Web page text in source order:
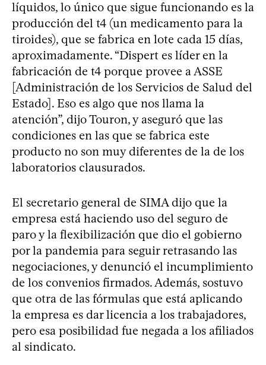
líquidos, lo único que sigue funcionando es la
producción del t4 (un medicamento para la
tiroides), que se fabrica en lote cada 15 días,
aproximadamente. “Dispert es líder en la
fabricación de t4 porque provee a ASSE
[Administración de los Servicios de Salud del
Estado]. Eso es algo que nos llama la
atención”, dijo Touron, y aseguró que las
condiciones en las que se fabrica este
producto no son muy diferentes de la de los
laboratorios clausurados.
El secretario general de SIMA dijo que la
empresa está haciendo uso del seguro de
paro y la flexibilización que dio el gobierno
por la pandemia para seguir retrasando las
negociaciones, y denunció el incumplimiento
de los convenios firmados. Además, sostuvo
que otra de las fórmulas que está aplicando
la empresa es dar licencia a los trabajadores,
pero esa posibilidad fue negada a los afiliados
al sindicato.